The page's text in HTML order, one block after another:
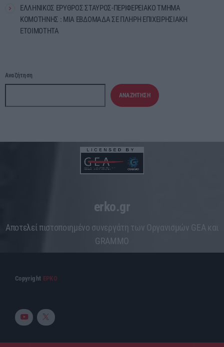
ΕΛΛΗΝΙΚΟΣ ΕΡΥΘΡΟΣ ΣΤΑΥΡΟΣ-ΠΕΡΙΦΕΡΕΙΑΚΟ ΤΜΗΜΑ
ΚΟΜΟΤΗΝΗΣ : ΜΙΑ ΕΒΔΟΜΑΔΑ ΣΕ ΠΛΗΡΗ ΕΠΙΧΕΙΡΗΣΙΑΚΗ
ΕΤΟΙΜΟΤΗΤΑ
Αναζήτηση
ΑΝΑΖΉΤΗΣΗ
erko.gr
Aποτελεί πιστοποιημένο συνεργάτη των Οργανισμών GEA και
GRAMMO
Copyright ΕΡΚΟ